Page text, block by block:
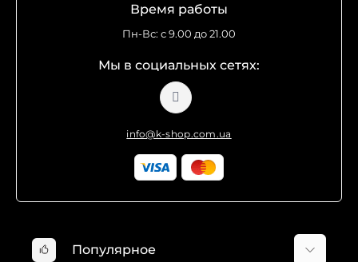
Время работы
Пн-Вс: с 9.00 до 21.00
Мы в социальных сетях:
info@k-shop.com.ua
Популярное